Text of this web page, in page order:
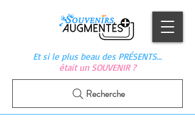
Et si le plus beau des PRÉSENTS…
était un SOUVENIR ?
Recherche